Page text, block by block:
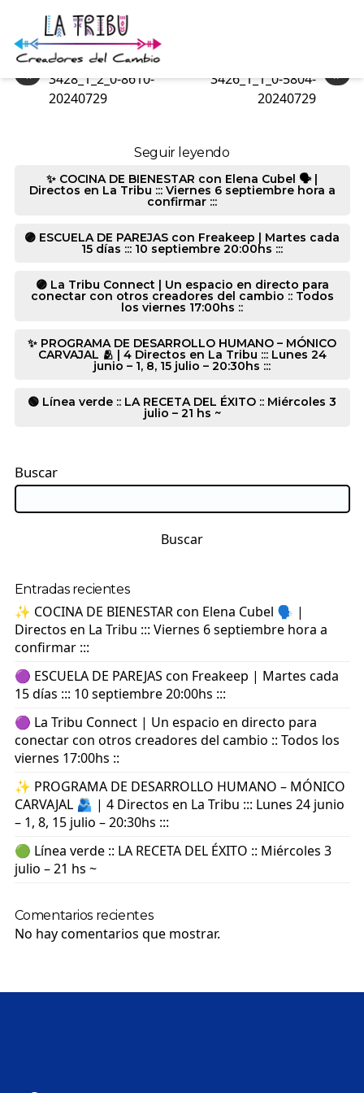
3425_1_1_0-5804-20240729
«
3428_1_2_0-8610-
20240729
»
3426_1_1_0-5804-
20240729
Seguir leyendo
✨ COCINA DE BIENESTAR con Elena Cubel 🗣️ |
Directos en La Tribu ::: Viernes 6 septiembre hora a
confirmar :::
🟣 ESCUELA DE PAREJAS con Freakeep | Martes cada
15 días ::: 10 septiembre 20:00hs :::
🟣 La Tribu Connect | Un espacio en directo para
conectar con otros creadores del cambio :: Todos
los viernes 17:00hs ::
✨ PROGRAMA DE DESARROLLO HUMANO – MÓNICO
CARVAJAL 🫂 | 4 Directos en La Tribu ::: Lunes 24
junio – 1, 8, 15 julio – 20:30hs :::
🟢 Línea verde :: LA RECETA DEL ÉXITO :: Miércoles 3
julio – 21 hs ~
Buscar
Buscar
Entradas recientes
✨ COCINA DE BIENESTAR con Elena Cubel 🗣️ |
Directos en La Tribu ::: Viernes 6 septiembre hora a
confirmar :::
🟣 ESCUELA DE PAREJAS con Freakeep | Martes cada
15 días ::: 10 septiembre 20:00hs :::
🟣 La Tribu Connect | Un espacio en directo para
conectar con otros creadores del cambio :: Todos los
viernes 17:00hs ::
✨ PROGRAMA DE DESARROLLO HUMANO – MÓNICO
CARVAJAL 🫂 | 4 Directos en La Tribu ::: Lunes 24 junio
– 1, 8, 15 julio – 20:30hs :::
🟢 Línea verde :: LA RECETA DEL ÉXITO :: Miércoles 3
julio – 21 hs ~
Comentarios recientes
No hay comentarios que mostrar.